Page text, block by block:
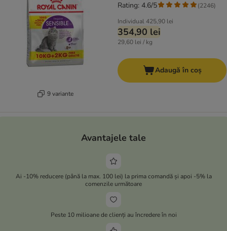
9 variante
Individual425,90 lei
354,90 lei
29,60 lei / kg
Rating: 4.6/5 (2246)
Adaugă în coș
Avantajele tale
Ai -10% reducere (până la max. 100 lei) la prima comandă și apoi -5% la
comenzile următoare
Peste 10 milioane de clienți au încredere în noi